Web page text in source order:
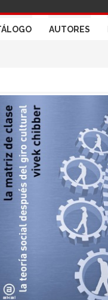
AUTORES